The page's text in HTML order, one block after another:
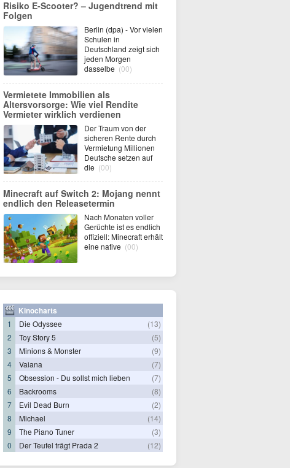
Risiko E-Scooter? – Jugendtrend mit
Folgen
Berlin (dpa) - Vor vielen
Schulen in
Deutschland zeigt sich
jeden Morgen
dasselbe (00)
Vermietete Immobilien als
Altersvorsorge: Wie viel Rendite
Vermieter wirklich verdienen
Der Traum von der
sicheren Rente durch
Vermietung Millionen
Deutsche setzen auf
die (00)
Minecraft auf Switch 2: Mojang nennt
endlich den Releasetermin
Nach Monaten voller
Gerüchte ist es endlich
offiziell: Minecraft erhält
eine native (00)
Kinocharts
1 Die Odyssee
(13)
2
Toy Story 5
(5)
3
Minions & Monster
(9)
4
Vaiana
(7)
5
Obsession - Du sollst mich lieben
(7)
6
Backrooms
(8)
7
Evil Dead Burn
(2)
8
Michael
(14)
9
The Piano Tuner
(3)
0
Der Teufel trägt Prada 2 (12)